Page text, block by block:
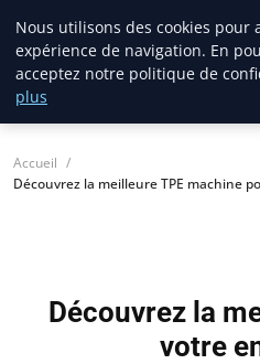
lostpages
BUSINESS INSIGHTS
Accueil
Découvrez la meilleure TPE machine
Découvrez la
votre
Nous utilisons des cookies pour
expérience de navigation. En
acceptez notre politique de
plus